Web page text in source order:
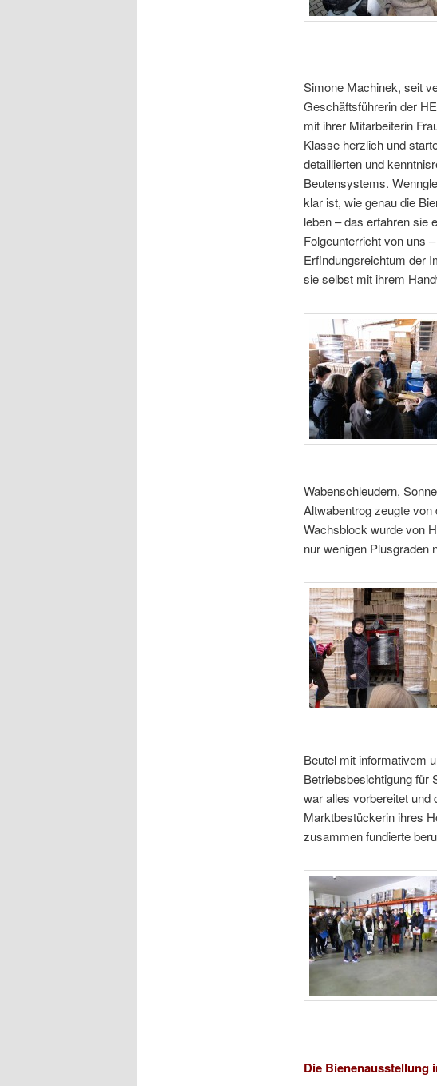
Simone Machinek, seit
Geschäftsführerin der
mit ihrer Mitarbeiterin
Klasse herzlich und
detaillierten und
Beutensystems.
klar ist, wie genau die
leben – das erfahren sie
Folgeunterricht von uns
Erfindungsreichtum der
sie selbst mit ihrem
Wabenschleudern,
Altwabentrog zeugte
Wachsblock wurde von
nur wenigen Plusgraden
Beutel mit informativem
Betriebsbesichtigung für
war alles vorbereitet und
Marktbestückerin ihres
zusammen fundierte
Die Bienenausstellung